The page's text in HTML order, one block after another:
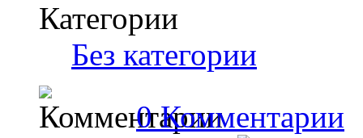
Категории
Без категории
0 Комментарии